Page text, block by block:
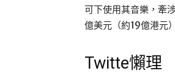
可下使用其音樂，牽
億美元（約19億港元
Twitte懶理